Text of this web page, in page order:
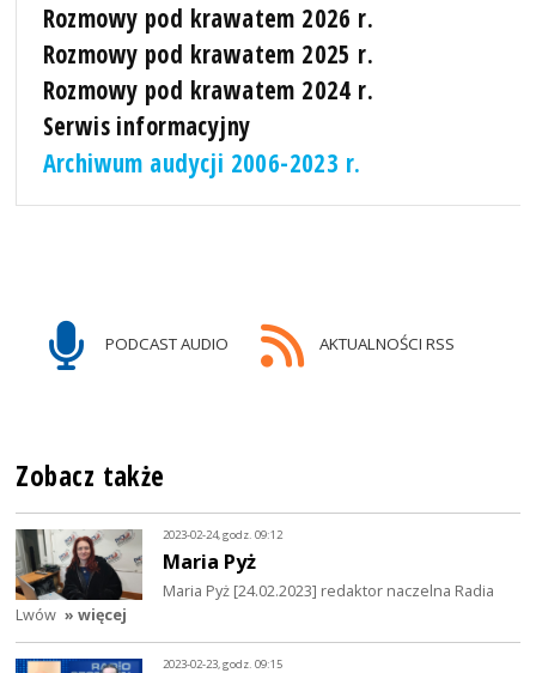
Rozmowy pod krawatem 2026 r.
Rozmowy pod krawatem 2025 r.
Rozmowy pod krawatem 2024 r.
Serwis informacyjny
Archiwum audycji 2006-2023 r.
PODCAST AUDIO AKTUALNOŚCI RSS
Zobacz także
2023-02-24, godz. 09:12
Maria Pyż
Maria Pyż [24.02.2023] redaktor naczelna Radia
Lwów » więcej
2023-02-23, godz. 09:15